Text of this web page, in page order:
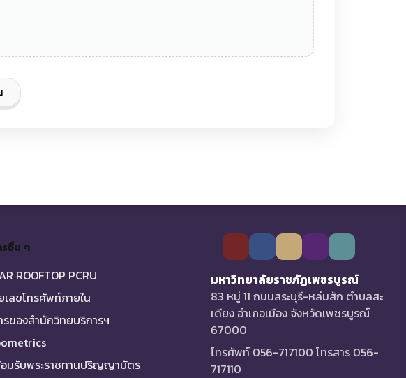
อื่น ๆ
ROOFTOP PCRU
เลขโทรศัพท์ภายใน
รของสำนักวิทยบริการฯ
มรับพระราชทานปริญญาบัตร
มหาวิทยาลัยราชภัฏเพชรบูรณ์
83 หมู่ 11 ถนนสระบุรี-หล่มสัก ตำบลสะ
เดียง อำเภอเมือง จังหวัดเพชรบูรณ์
67000
โทรศัพท์ 056-717100 โทรสาร 056-
717110